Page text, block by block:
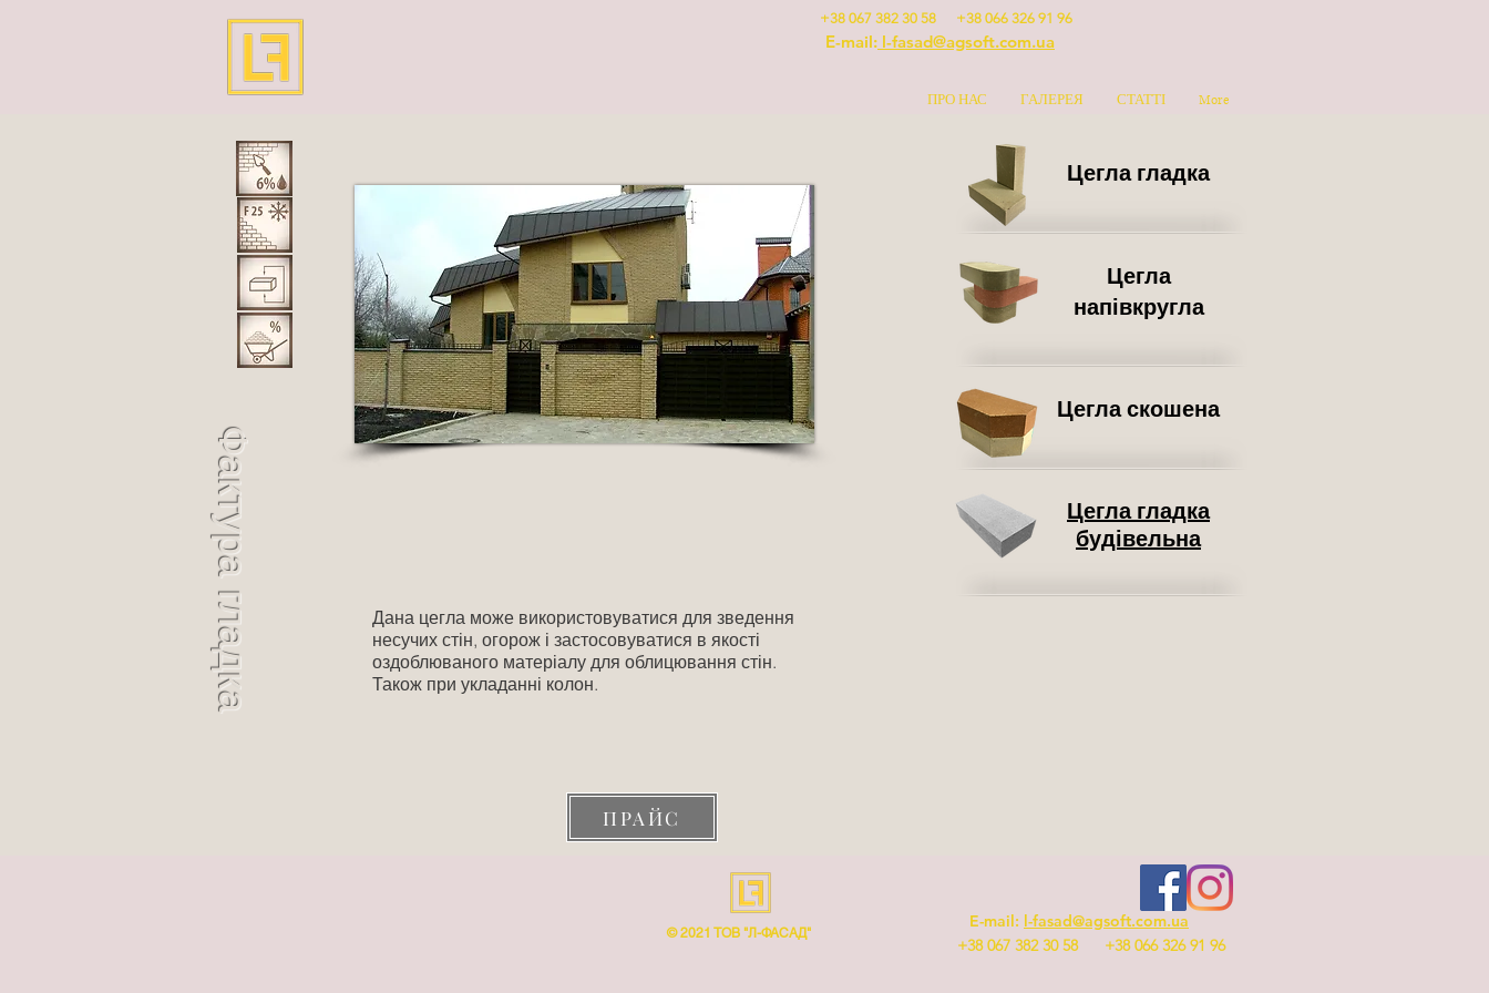
+38 067 382 30 58 +38 066 326 91 96
E-mail: l-fasad@agsoft.com.ua
ПРО НАС ГАЛЕРЕЯ СТАТТІ More
Фактура гладка
Дана цегла може використовуватися для зведення
несучих стін, огорож і застосовуватися в якості
оздоблюваного матеріалу для облицювання стін.
Також при укладанні колон.
ПРАЙС
Цегла гладка
Цегла
напівкругла
Цегла скошена
Цегла гладка
будівельна
© 2021 ТОВ "Л-ФАСАД"
E-mail: l-fasad@agsoft.com.ua
+38 067 382 30 58 +38 066 326 91 96